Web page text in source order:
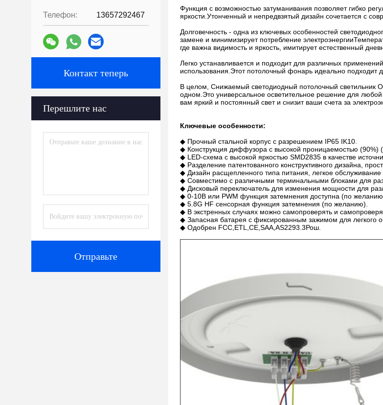
Телефон: 13657292467
Контакт теперь
Перешлите нас
Отправьте
Функция с возможностью затуманивания позволяет гибко
яркости.Утонченный и непредвзятый дизайн сочетается с
Долговечность - одна из ключевых особенностей
замене и минимизирует потребление
где важна видимость и яркость, имитирует естественный
Легко устанавливается и подходит для различных
использования.Этот потолочный фонарь идеально
В целом, Снижаемый светодиодный потолочный светильник
одном.Это универсальное осветительное решение для
вам яркий и постоянный свет и снизит ваши счета за
Ключевые особенности:
◆ Прочный стальной корпус с разрешением IP65 IK10.
◆ Конструкция диффузора с высокой проницаемостью (90%)
◆ LED-схема с высокой яркостью SMD2835 в качестве
◆ Разделение патентованного конструктивного дизайна,
◆ Дизайн расщепленного типа питания, легкое
◆ Совместимо с различными терминальными блоками для
◆ Дисковый переключатель для изменения мощности для
◆ 0-10В или PWM функция затемнения доступна (по
◆ 5.8G HF сенсорная функция затемнения (по желанию).
◆ В экстренных случаях можно самопроверять и
◆ Запасная батарея с фиксированным зажимом для легкого
◆ Одобрен FCC,ETL,CE,SAA,AS2293.3Рош.